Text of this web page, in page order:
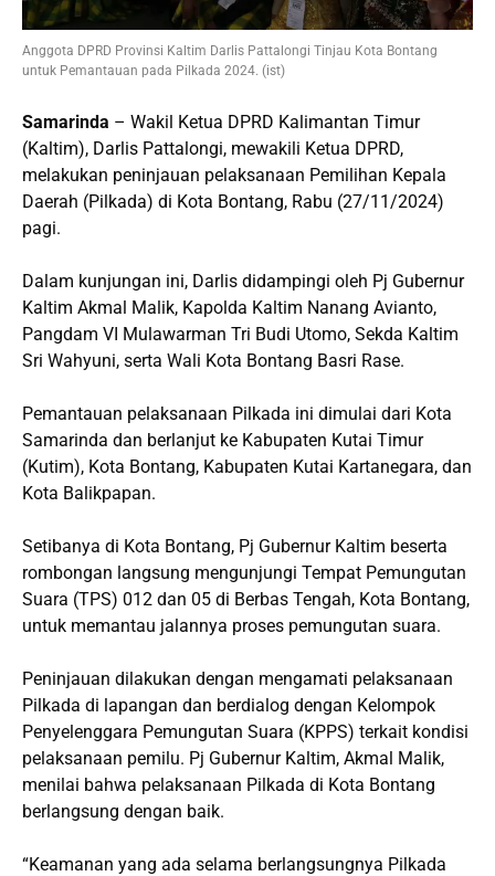
Anggota DPRD Provinsi Kaltim Darlis Pattalongi Tinjau Kota Bontang
untuk Pemantauan pada Pilkada 2024. (ist)
Samarinda – Wakil Ketua DPRD Kalimantan Timur
(Kaltim), Darlis Pattalongi, mewakili Ketua DPRD,
melakukan peninjauan pelaksanaan Pemilihan Kepala
Daerah (Pilkada) di Kota Bontang, Rabu (27/11/2024)
pagi.
Dalam kunjungan ini, Darlis didampingi oleh Pj Gubernur
Kaltim Akmal Malik, Kapolda Kaltim Nanang Avianto,
Pangdam VI Mulawarman Tri Budi Utomo, Sekda Kaltim
Sri Wahyuni, serta Wali Kota Bontang Basri Rase.
Pemantauan pelaksanaan Pilkada ini dimulai dari Kota
Samarinda dan berlanjut ke Kabupaten Kutai Timur
(Kutim), Kota Bontang, Kabupaten Kutai Kartanegara, dan
Kota Balikpapan.
Setibanya di Kota Bontang, Pj Gubernur Kaltim beserta
rombongan langsung mengunjungi Tempat Pemungutan
Suara (TPS) 012 dan 05 di Berbas Tengah, Kota Bontang,
untuk memantau jalannya proses pemungutan suara.
Peninjauan dilakukan dengan mengamati pelaksanaan
Pilkada di lapangan dan berdialog dengan Kelompok
Penyelenggara Pemungutan Suara (KPPS) terkait kondisi
pelaksanaan pemilu. Pj Gubernur Kaltim, Akmal Malik,
menilai bahwa pelaksanaan Pilkada di Kota Bontang
berlangsung dengan baik.
“Keamanan yang ada selama berlangsungnya Pilkada